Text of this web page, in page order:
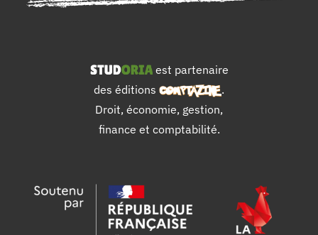
est partenaire
des éditions
.
Droit, économie, gestion,
finance et comptabilité.